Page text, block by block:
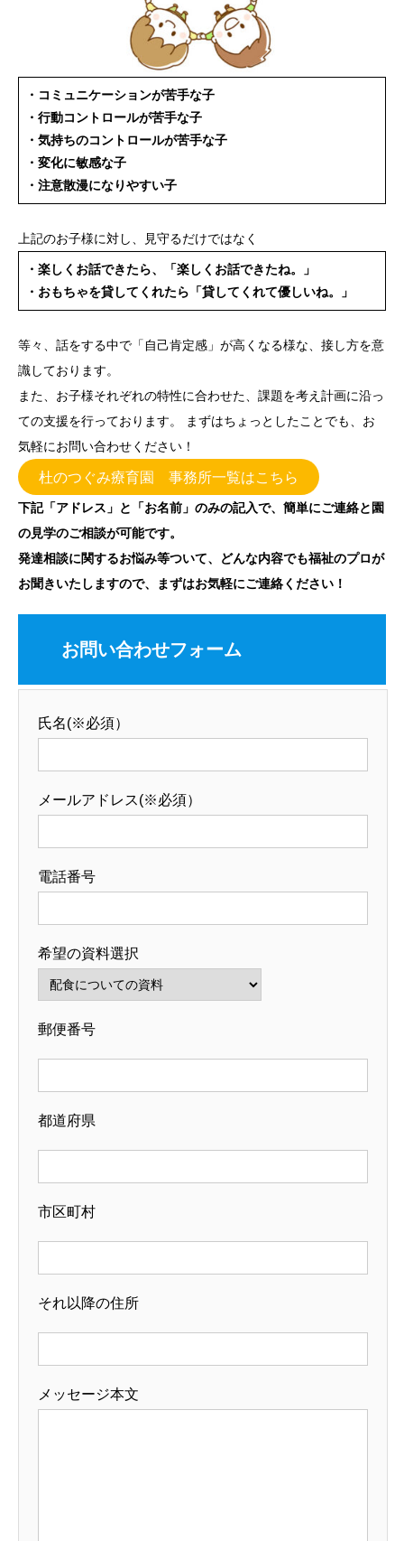
・コミュニケーションが苦手な子
・行動コントロールが苦手な子
・気持ちのコントロールが苦手な子
・変化に敏感な子
・注意散漫になりやすい子
上記のお子様に対し、見守るだけではなく
・楽しくお話できたら、「楽しくお話できたね。」
・おもちゃを貸してくれたら「貸してくれて優しいね。」
等々、話をする中で「自己肯定感」が高くなる様な、接し方を意
識しております。
また、お子様それぞれの特性に合わせた、課題を考え計画に沿っ
ての支援を行っております。 まずはちょっとしたことでも、お
気軽にお問い合わせください！
杜のつぐみ療育園 事務所一覧はこちら
下記「アドレス」と「お名前」のみの記入で、簡単にご連絡と園
の見学のご相談が可能です。
発達相談に関するお悩み等ついて、どんな内容でも福祉のプロが
お聞きいたしますので、まずはお気軽にご連絡ください！
お問い合わせフォーム
氏名(※必須）
メールアドレス(※必須）
電話番号
希望の資料選択
郵便番号
都道府県
市区町村
それ以降の住所
メッセージ本文